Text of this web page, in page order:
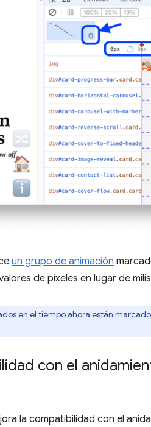
un grupo de animación
de píxeles en lugar de
en el tiempo ahora están
con el
la compatibilidad con el